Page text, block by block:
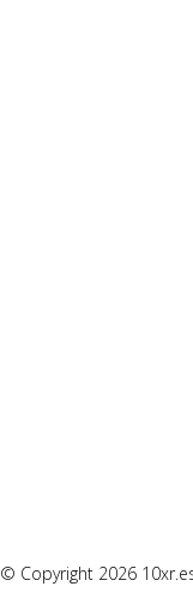
© Copyright 2026